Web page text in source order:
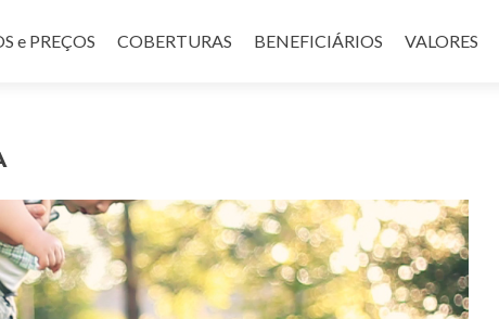
e PREÇOS COBERTURAS BENEFICIÁRIOS VALORES